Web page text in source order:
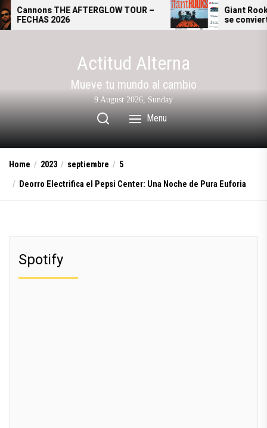
Skip
to
AFTERGLOW TOUR – Giant Rooks: El Teatro
se convierte en la casa
alternativo alemán
Actitud Alterna
Mueve tu mundo al cambio
9 August 2026, Sunday
Menu
Home 2023 septiembre
5
Deorro Electrifica el Pepsi Center: Una Noche de Pura Euforia
Spotify